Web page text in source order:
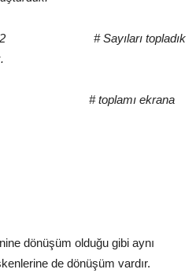
# Sayıları topladık
toplamı ekrana
dönüşüm olduğu gibi aynı
de dönüşüm vardır.